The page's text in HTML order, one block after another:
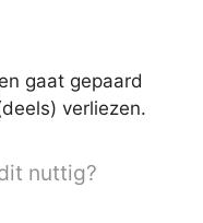
gaat gepaard
verliezen.
nuttig?